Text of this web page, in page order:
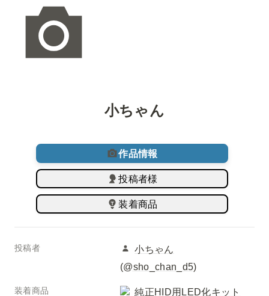
小ちゃん
作品情報
投稿者様
装着商品
投稿者
小ちゃん
(@sho_chan_d5)
装着商品
純正HID用LED化キット